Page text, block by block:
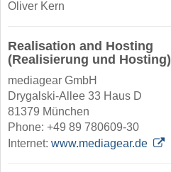
Oliver Kern
Realisation and Hosting
(Realisierung und Hosting)
mediagear GmbH
Drygalski-Allee 33 Haus D
81379 München
Phone: +49 89 780609-30
Internet: www.mediagear.de